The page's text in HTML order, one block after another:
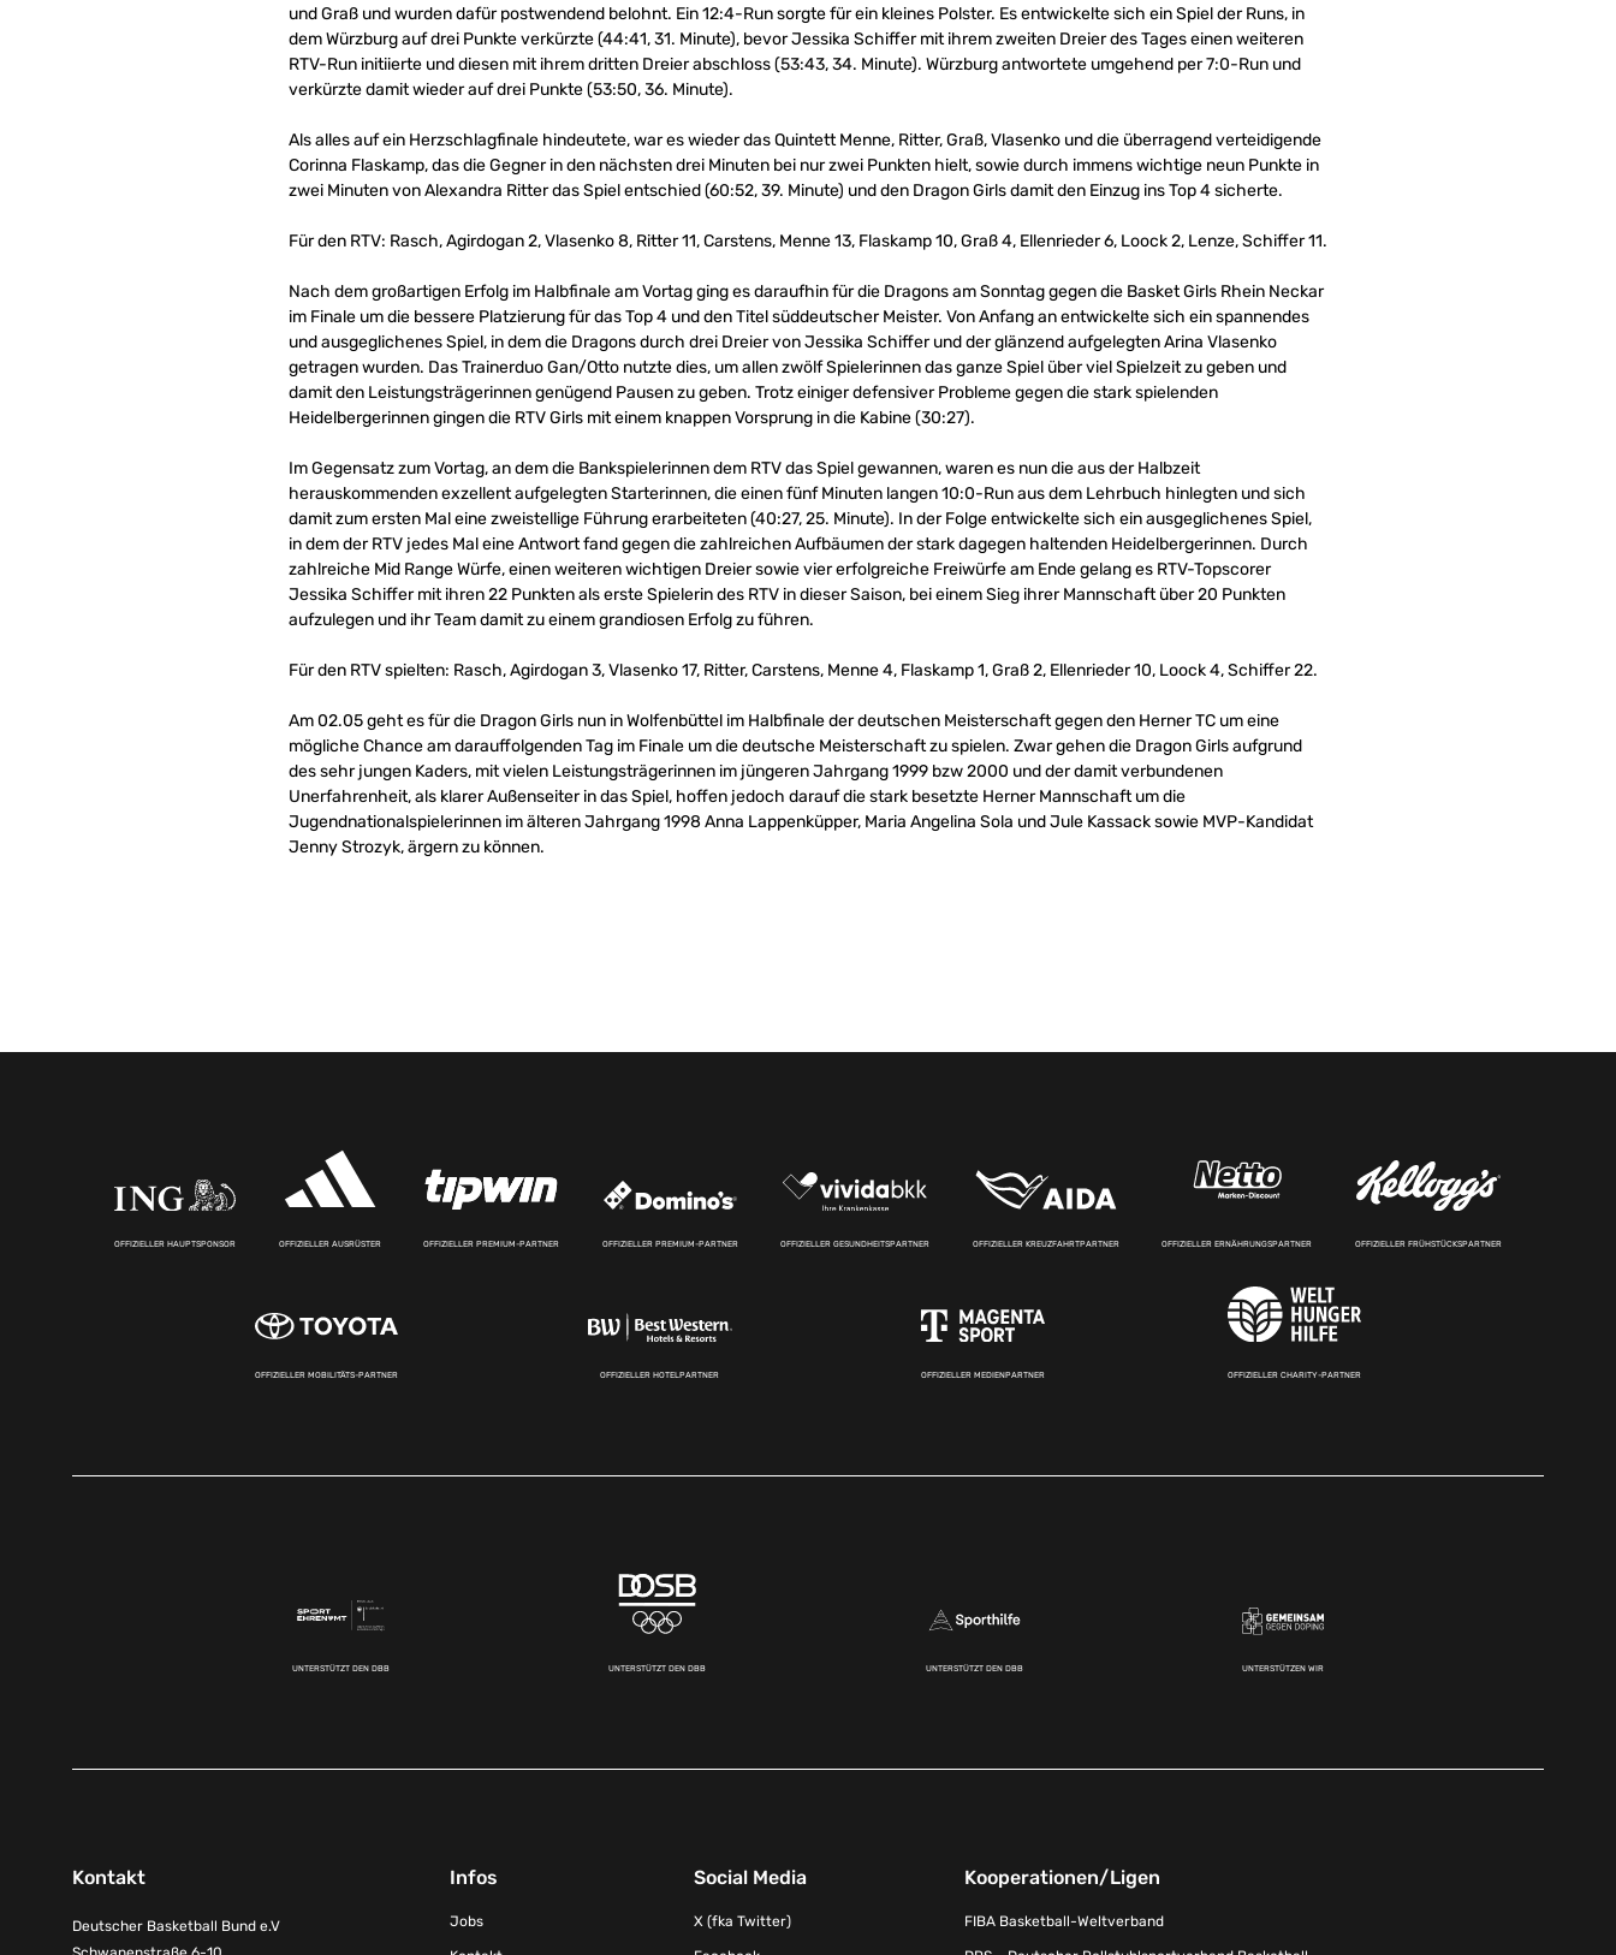
und Graß und wurden dafür postwendend belohnt. Ein 12:4-Run sorgte für ein kleines Polster. Es entwickelte sich ein Spiel der Runs, in
dem Würzburg auf drei Punkte verkürzte (44:41, 31. Minute), bevor Jessika Schiffer mit ihrem zweiten Dreier des Tages einen weiteren
RTV-Run initiierte und diesen mit ihrem dritten Dreier abschloss (53:43, 34. Minute). Würzburg antwortete umgehend per 7:0-Run und
verkürzte damit wieder auf drei Punkte (53:50, 36. Minute).
Als alles auf ein Herzschlagfinale hindeutete, war es wieder das Quintett Menne, Ritter, Graß, Vlasenko und die überragend verteidigende
Corinna Flaskamp, das die Gegner in den nächsten drei Minuten bei nur zwei Punkten hielt, sowie durch immens wichtige neun Punkte in
zwei Minuten von Alexandra Ritter das Spiel entschied (60:52, 39. Minute) und den Dragon Girls damit den Einzug ins Top 4 sicherte.
Für den RTV: Rasch, Agirdogan 2, Vlasenko 8, Ritter 11, Carstens, Menne 13, Flaskamp 10, Graß 4, Ellenrieder 6, Loock 2, Lenze, Schiffer 11.
Nach dem großartigen Erfolg im Halbfinale am Vortag ging es daraufhin für die Dragons am Sonntag gegen die Basket Girls Rhein Neckar
im Finale um die bessere Platzierung für das Top 4 und den Titel süddeutscher Meister. Von Anfang an entwickelte sich ein spannendes
und ausgeglichenes Spiel, in dem die Dragons durch drei Dreier von Jessika Schiffer und der glänzend aufgelegten Arina Vlasenko
getragen wurden. Das Trainerduo Gan/Otto nutzte dies, um allen zwölf Spielerinnen das ganze Spiel über viel Spielzeit zu geben und
damit den Leistungsträgerinnen genügend Pausen zu geben. Trotz einiger defensiver Probleme gegen die stark spielenden
Heidelbergerinnen gingen die RTV Girls mit einem knappen Vorsprung in die Kabine (30:27).
Im Gegensatz zum Vortag, an dem die Bankspielerinnen dem RTV das Spiel gewannen, waren es nun die aus der Halbzeit
herauskommenden exzellent aufgelegten Starterinnen, die einen fünf Minuten langen 10:0-Run aus dem Lehrbuch hinlegten und sich
damit zum ersten Mal eine zweistellige Führung erarbeiteten (40:27, 25. Minute). In der Folge entwickelte sich ein ausgeglichenes Spiel,
in dem der RTV jedes Mal eine Antwort fand gegen die zahlreichen Aufbäumen der stark dagegen haltenden Heidelbergerinnen. Durch
zahlreiche Mid Range Würfe, einen weiteren wichtigen Dreier sowie vier erfolgreiche Freiwürfe am Ende gelang es RTV-Topscorer
Jessika Schiffer mit ihren 22 Punkten als erste Spielerin des RTV in dieser Saison, bei einem Sieg ihrer Mannschaft über 20 Punkten
aufzulegen und ihr Team damit zu einem grandiosen Erfolg zu führen.
Für den RTV spielten: Rasch, Agirdogan 3, Vlasenko 17, Ritter, Carstens, Menne 4, Flaskamp 1, Graß 2, Ellenrieder 10, Loock 4, Schiffer 22.
Am 02.05 geht es für die Dragon Girls nun in Wolfenbüttel im Halbfinale der deutschen Meisterschaft gegen den Herner TC um eine
mögliche Chance am darauffolgenden Tag im Finale um die deutsche Meisterschaft zu spielen. Zwar gehen die Dragon Girls aufgrund
des sehr jungen Kaders, mit vielen Leistungsträgerinnen im jüngeren Jahrgang 1999 bzw 2000 und der damit verbundenen
Unerfahrenheit, als klarer Außenseiter in das Spiel, hoffen jedoch darauf die stark besetzte Herner Mannschaft um die
Jugendnationalspielerinnen im älteren Jahrgang 1998 Anna Lappenküpper, Maria Angelina Sola und Jule Kassack sowie MVP-Kandidat
Jenny Strozyk, ärgern zu können.
OFFIZIELLER HAUPTSPONSOR OFFIZIELLER AUSRÜSTER OFFIZIELLER PREMIUM-PARTNER OFFIZIELLER PREMIUM-PARTNER OFFIZIELLER GESUNDHEITSPARTNER OFFIZIELLER KREUZFAHRTPARTNER OFFIZIELLER ERNÄHRUNGSPARTNER OFFIZIELLER FRÜHSTÜCKSPARTNER
OFFIZIELLER MOBILITÄTS-PARTNER OFFIZIELLER HOTELPARTNER OFFIZIELLER MEDIENPARTNER OFFIZIELLER CHARITY-PARTNER
UNTERSTÜTZT DEN DBB UNTERSTÜTZT DEN DBB UNTERSTÜTZT DEN DBB UNTERSTÜTZEN WIR
Kontakt
Deutscher Basketball Bund e.V
Infos
Jobs
Social Media
X (fka Twitter)
Kooperationen/Ligen
FIBA Basketball-Weltverband